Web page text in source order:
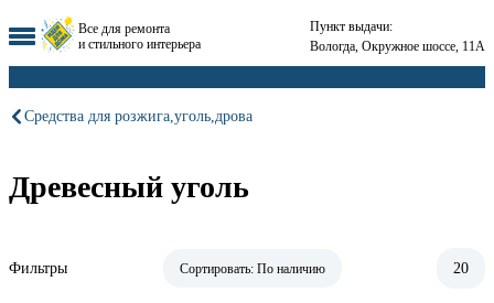
Все для ремонта
и стильного интерьера
Пункт выдачи:
Вологда, Окружное шоссе, 11А
Средства для розжига,уголь,дрова
Древесный уголь
Фильтры Сортировать: По наличию 20